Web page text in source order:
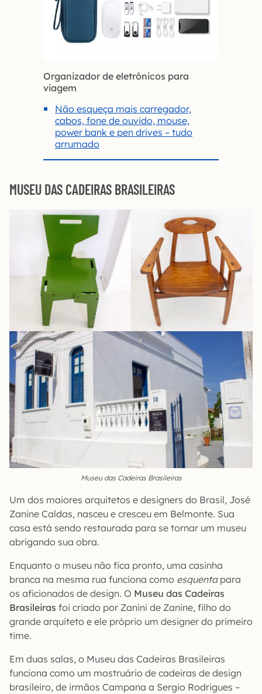
Organizador de eletrônicos para
viagem
Não esqueça mais carregador,
cabos, fone de ouvido, mouse,
power bank e pen drives – tudo
arrumado
MUSEU DAS CADEIRAS BRASILEIRAS
Museu das Cadeiras Brasileiras
Um dos maiores arquitetos e designers do Brasil, José
Zanine Caldas, nasceu e cresceu em Belmonte. Sua
casa está sendo restaurada para se tornar um museu
abrigando sua obra.
Enquanto o museu não fica pronto, uma casinha
branca na mesma rua funciona como esquentapara
os aficionados de design. O Museu das Cadeiras
Brasileiras foi criado por Zanini de Zanine, filho do
grande arquiteto e ele próprio um designer do primeiro
time.
Em duas salas, o Museu das Cadeiras Brasileiras
funciona como um mostruário de cadeiras de design
brasileiro, de irmãos Campana a Sergio Rodrigues –